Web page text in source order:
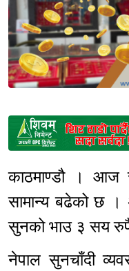
काठमाण्डौ । आज
सामान्य बढेको छ ।
सुनको भाउ ३ सय
नेपाल सुनचाँदी